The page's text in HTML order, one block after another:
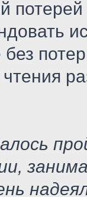
чтения